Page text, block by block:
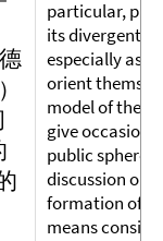
particular,
its divergent
especially as
orient
model of the
give occasion
public sphere -
discussion on
formation of a
means